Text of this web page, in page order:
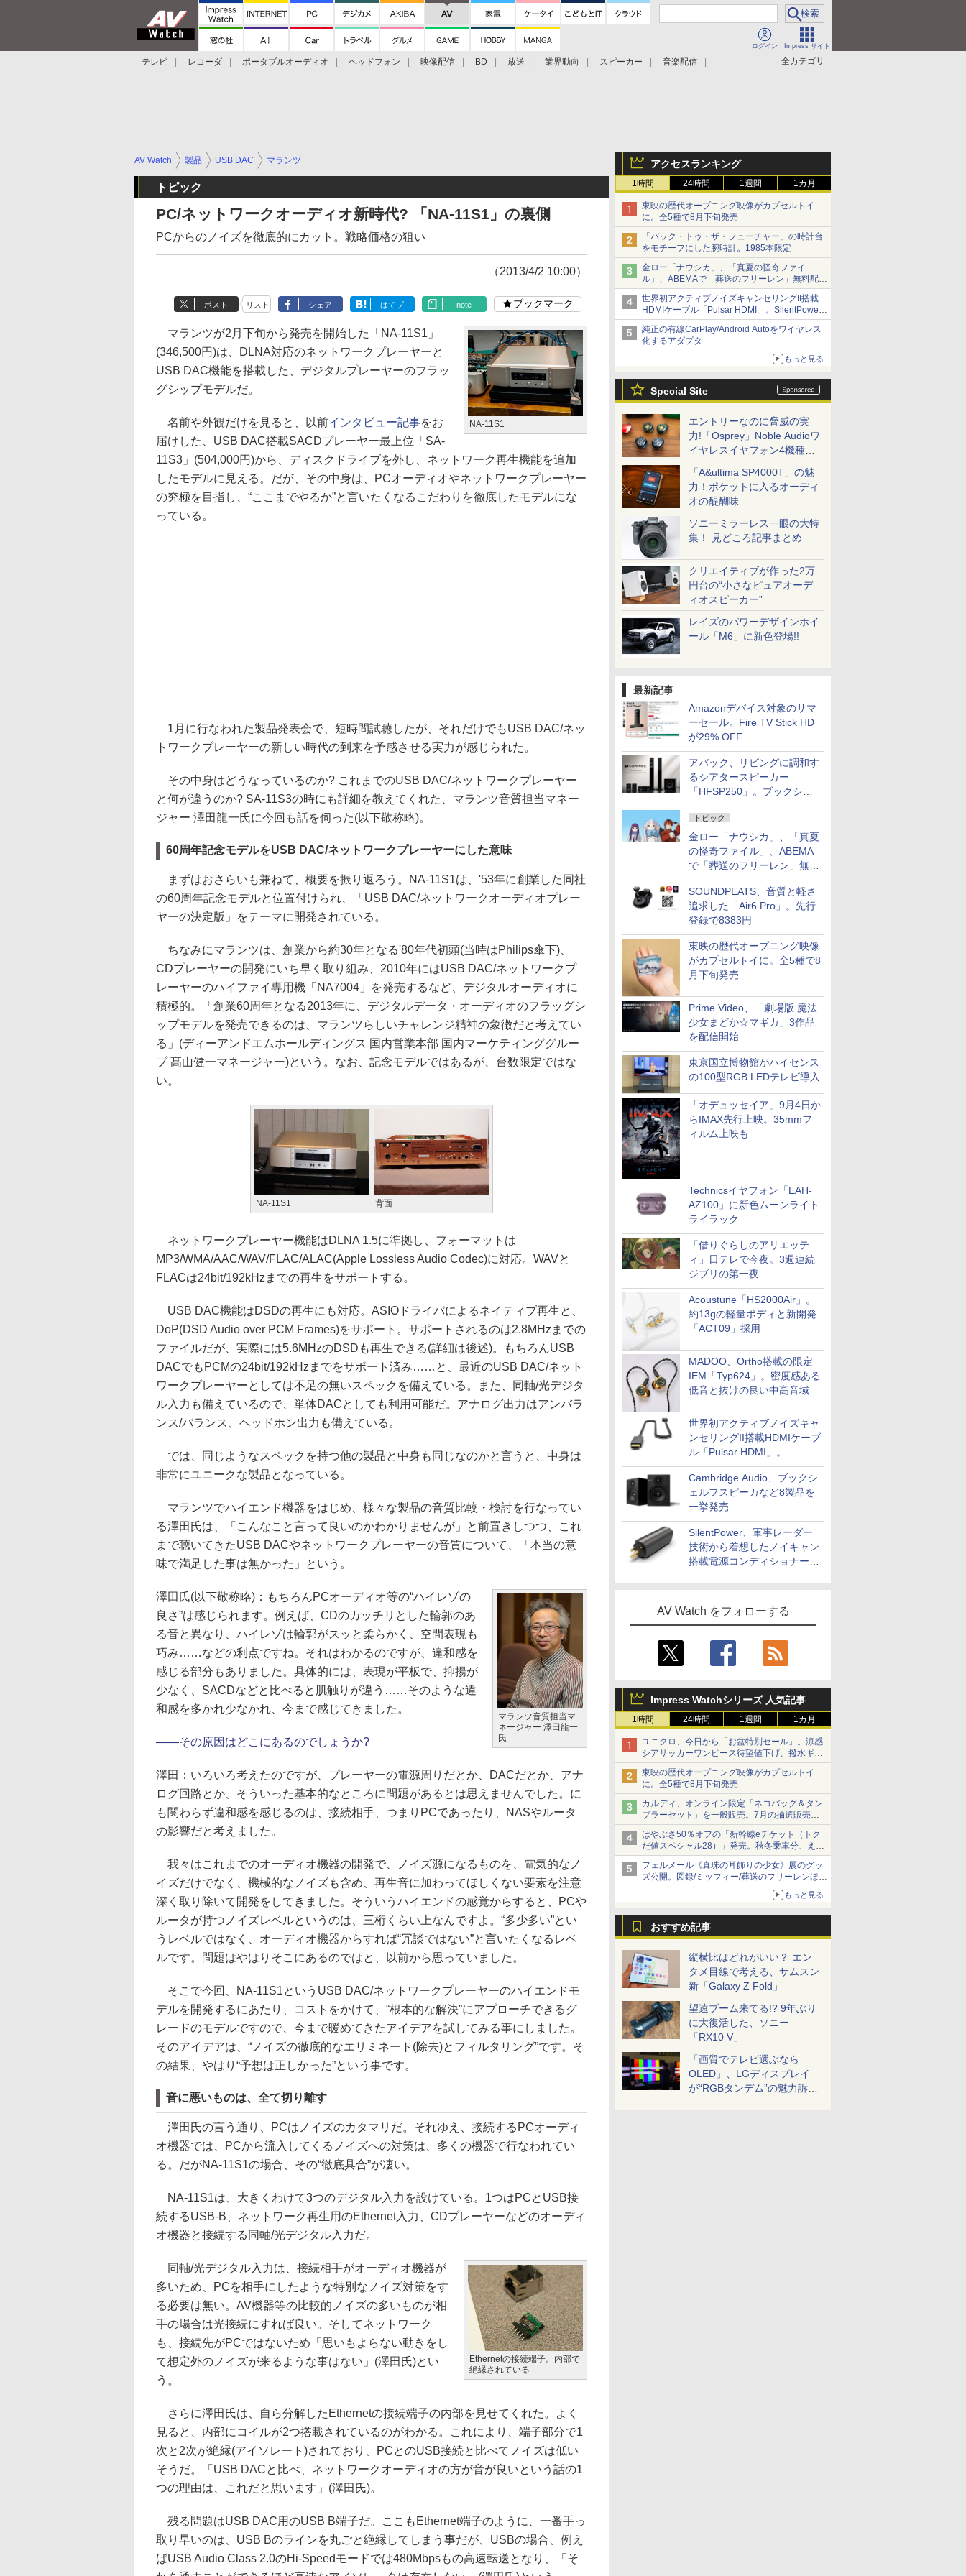
ログイン Impress サイト
全カテゴリ
テレビ レコーダ ポータブルオーディオ ヘッドフォン 映像配信 BD 放送 業界動向 スピーカー
音楽配信
アクセスランキング
1時間 24時間 1週間 1カ月
東映の歴代オープニング映像がカプセルトイ
に。全5種で8月下旬発売
「バック・トゥ・ザ・フューチャー」の時計台
をモチーフにした腕時計。1985本限定
金ロー「ナウシカ」、「真夏の怪奇ファイ
ル」、ABEMAで「葬送のフリーレン」無料配信
など。夏の特番・配信情報
世界初アクティブノイズキャンセリングII搭載
HDMIケーブル「Pulsar HDMI」。SilentPower
から
純正の有線CarPlay/Android Autoをワイヤレス
化するアダプタ
もっと見る
Special Site
エントリーなのに脅威の実
力!「Osprey」Noble Audioワ
イヤレスイヤフォン4機種を
一気に聴く
「A&ultima SP4000T」の魅
力！ポケットに入るオーディ
オの醍醐味
ソニーミラーレス一眼の大特
集！ 見どころ記事まとめ
クリエイティブが作った2万
円台の“小さなピュアオーデ
ィオスピーカー”
レイズのパワーデザインホイ
ール「M6」に新色登場!!
最新記事
Amazonデバイス対象のサマ
ーセール。Fire TV Stick HD
が29% OFF
アバック、リビングに調和す
るシアタースピーカー
「HFSP250」。ブックシェ
ルフはペア3万円以下
トピック
金ロー「ナウシカ」、「真夏
の怪奇ファイル」、ABEMA
で「葬送のフリーレン」無料
配信など。夏の特番・配信情
報
SOUNDPEATS、音質と軽さ
追求した「Air6 Pro」。先行
登録で8383円
東映の歴代オープニング映像
がカプセルトイに。全5種で8
月下旬発売
Prime Video、「劇場版 魔法
少女まどか☆マギカ」3作品
を配信開始
東京国立博物館がハイセンス
の100型RGB LEDテレビ導入
「オデュッセイア」9月4日か
らIMAX先行上映。35mmフ
ィルム上映も
Technicsイヤフォン「EAH-
AZ100」に新色ムーンライト
ライラック
「借りぐらしのアリエッテ
ィ」日テレで今夜。3週連続
ジブリの第一夜
Acoustune「HS2000Air」。
約13gの軽量ボディと新開発
「ACT09」採用
MADOO、Ortho搭載の限定
IEM「Typ624」。密度感ある
低音と抜けの良い中高音域
世界初アクティブノイズキャ
ンセリングII搭載HDMIケーブ
ル「Pulsar HDMI」。
SilentPowerから
Cambridge Audio、ブックシ
ェルフスピーカなど8製品を
一挙発売
SilentPower、軍事レーダー
技術から着想したノイキャン
搭載電源コンディショナー
AV Watch をフォローする
Impress Watchシリーズ 人気記事
1時間 24時間 1週間 1カ月
ユニクロ、今日から「お盆特別セール」。涼感
シアサッカーワンピース待望値下げ、撥水ギア
ショーツは1990円に
東映の歴代オープニング映像がカプセルトイ
に。全5種で8月下旬発売
カルディ、オンライン限定「ネコバッグ＆タン
ブラーセット」を一般販売。7月の抽選販売の
当選無効分
はやぶさ50％オフの「新幹線eチケット（トク
だ値スペシャル28）」発売。秋冬乗車分、えき
ねっと限定
フェルメール《真珠の耳飾りの少女》展のグッ
ズ公開。図録/ミッフィー/葬送のフリーレンほ
もっと見る
おすすめ記事
縦横比はどれがいい？ エン
タメ目線で考える、サムスン
新「Galaxy Z Fold」
望遠ブーム来てる!? 9年ぶり
に大復活した、ソニー
「RX10 V」
「画質でテレビ選ぶなら
OLED」、LGディスプレイ
が“RGBタンデム”の魅力訴
AV Watch 製品 USB DAC マランツ
トピック
PC/ネットワークオーディオ新時代? 「NA-11S1」の裏側
PCからのノイズを徹底的にカット。戦略価格の狙い
（2013/4/2 10:00）
ポスト リスト シェア はてブ note ブックマーク
NA-11S1
マランツが2月下旬から発売を開始した「NA-11S1」
(346,500円)は、DLNA対応のネットワークプレーヤーと
USB DAC機能を搭載した、デジタルプレーヤーのフラッ
グシップモデルだ。
名前や外観だけを見ると、以前インタビュー記事をお
届けした、USB DAC搭載SACDプレーヤー最上位「SA-
11S3」(504,000円)から、ディスクドライブを外し、ネットワーク再生機能を追加
したモデルに見える。だが、その中身は、PCオーディオやネットワークプレーヤー
の究極を目指し、“ここまでやるか”と言いたくなるこだわりを徹底したモデルにな
っている。
1月に行なわれた製品発表会で、短時間試聴したが、それだけでもUSB DAC/ネッ
トワークプレーヤーの新しい時代の到来を予感させる実力が感じられた。
その中身はどうなっているのか? これまでのUSB DAC/ネットワークプレーヤー
と何が違うのか? SA-11S3の時にも詳細を教えてくれた、マランツ音質担当マネー
ジャー 澤田龍一氏に今回も話を伺った(以下敬称略)。
60周年記念モデルをUSB DAC/ネットワークプレーヤーにした意味
まずはおさらいも兼ねて、概要を振り返ろう。NA-11S1は、'53年に創業した同社
の60周年記念モデルと位置付けられ、「USB DAC/ネットワークオーディオプレー
ヤーの決定版」をテーマに開発されている。
ちなみにマランツは、創業から約30年となる'80年代初頭(当時はPhilips傘下)、
CDプレーヤーの開発にいち早く取り組み、2010年にはUSB DAC/ネットワークプ
レーヤーのハイファイ専用機「NA7004」を発売するなど、デジタルオーディオに
積極的。「創業60周年となる2013年に、デジタルデータ・オーディオのフラッグシ
ップモデルを発売できるのは、マランツらしいチャレンジ精神の象徴だと考えてい
る」(ディーアンドエムホールディングス 国内営業本部 国内マーケティンググルー
プ 髙山健一マネージャー)という。なお、記念モデルではあるが、台数限定ではな
い。
NA-11S1 背面
ネットワークプレーヤー機能はDLNA 1.5に準拠し、フォーマットは
MP3/WMA/AAC/WAV/FLAC/ALAC(Apple Lossless Audio Codec)に対応。WAVと
FLACは24bit/192kHzまでの再生をサポートする。
USB DAC機能はDSDの再生にも対応。ASIOドライバによるネイティブ再生と、
DoP(DSD Audio over PCM Frames)をサポート。サポートされるのは2.8MHzまでの
ファイルだが、実際には5.6MHzのDSDも再生できる(詳細は後述)。もちろんUSB
DACでもPCMの24bit/192kHzまでをサポート済み……と、最近のUSB DAC/ネット
ワークプレーヤーとしては不足の無いスペックを備えている。また、同軸/光デジタ
ル入力も備えているので、単体DACとしても利用可能だ。アナログ出力はアンバラ
ンス/バランス、ヘッドホン出力も備えている。
では、同じようなスペックを持つ他の製品と中身も同じなのかと言うと、中身は
非常にユニークな製品となっている。
マランツでハイエンド機器をはじめ、様々な製品の音質比較・検討を行なってい
る澤田氏は、「こんなこと言って良いのかわかりませんが」と前置きしつつ、これ
まで聴いてきたUSB DACやネットワークプレーヤーの音質について、「本当の意
味で満足した事は無かった」という。
マランツ音質担当マ
ネージャー 澤田龍一
氏
澤田氏(以下敬称略)：もちろんPCオーディオ等の“ハイレゾの
良さ”は感じられます。例えば、CDのカッチリとした輪郭のあ
る音と異なり、ハイレゾは輪郭がスッと柔らかく、空間表現も
巧み……などの利点ですね。それはわかるのですが、違和感を
感じる部分もありました。具体的には、表現が平板で、抑揚が
少なく、SACDなどと比べると肌触りが違う……そのような違
和感を多かれ少なかれ、今まで感じてきました。
――その原因はどこにあるのでしょうか?
澤田： いろいろ考えたのですが、プレーヤーの電源周りだとか、DACだとか、アナ
ログ回路とか、そういった基本的なところに問題があるとは思えませんでした。に
も関わらず違和感を感じるのは、接続相手、つまりPCであったり、NASやルータ
の影響だと考えました。
我々はこれまでのオーディオ機器の開発で、ノイズ源になるものを、電気的なノ
イズだけでなく、機械的なノイズも含め、再生音に加わってほしくない要素を注意
深く取り除いて開発をしてきました。そういうハイエンドの感覚からすると、PCや
ルータが持つノイズレベルというのは、三桁くらい上なんですよ。“多少多い”とい
うレベルではなく、オーディオ機器からすれば“冗談ではない”と言いたくなるレベ
ルです。問題はやはりそこにあるのではと、以前から思っていました。
そこで今回、NA-11S1というUSB DAC/ネットワークプレーヤーのハイエンドモ
デルを開発するにあたり、コストをかけて、“根本的な解決”にアプローチできるグ
レードのモデルですので、今まで暖めてきたアイデアを試してみる事にしました。
そのアイデアは、“ノイズの徹底的なエリミネート(除去)とフィルタリング”です。そ
の結果、やはり“予想は正しかった”という事です。
音に悪いものは、全て切り離す
澤田氏の言う通り、PCはノイズのカタマリだ。それゆえ、接続するPCオーディ
オ機器では、PCから流入してくるノイズへの対策は、多くの機器で行なわれてい
る。だがNA-11S1の場合、その“徹底具合”が凄い。
NA-11S1は、大きくわけて3つのデジタル入力を設けている。1つはPCとUSB接
続するUSB-B、ネットワーク再生用のEthernet入力、CDプレーヤーなどのオーディ
オ機器と接続する同軸/光デジタル入力だ。
Ethernetの接続端子。内部で
絶縁されている
同軸/光デジタル入力は、接続相手がオーディオ機器が
多いため、PCを相手にしたような特別なノイズ対策をす
る必要は無い。AV機器等の比較的ノイズの多いものが相
手の場合は光接続にすれば良い。そしてネットワーク
も、接続先がPCではないため「思いもよらない動きをし
て想定外のノイズが来るような事はない」(澤田氏)とい
う。
さらに澤田氏は、自ら分解したEthernetの接続端子の内部を見せてくれた。よく
見ると、内部にコイルが2つ搭載されているのがわかる。これにより、端子部分で1
次と2次が絶縁(アイソレート)されており、PCとのUSB接続と比べてノイズは低い
そうだ。「USB DACと比べ、ネットワークオーディオの方が音が良いという話の1
つの理由は、これだと思います」(澤田氏)。
残る問題はUSB DAC用のUSB B端子だ。ここもEthernet端子のように、一番手っ
取り早いのは、USB Bのラインを丸ごと絶縁してしまう事だが、USBの場合、例え
ばUSB Audio Class 2.0のHi-Speedモードでは480Mbpsもの高速転送となり、「そ